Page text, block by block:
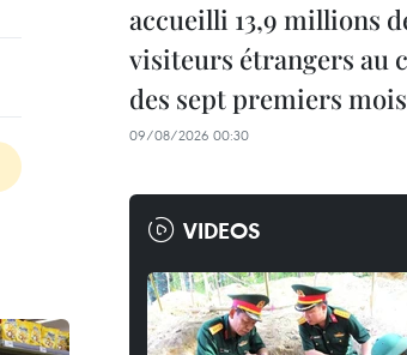
accueilli 13,9 millions
visiteurs étrangers au
des sept premiers mois
09/08/2026 00:30
VIDEOS